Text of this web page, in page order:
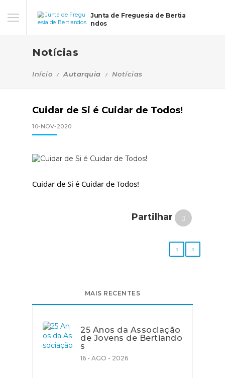
Junta de Freguesia de Bertia
ndos
Notícias
Início Autarquia Notícias
Cuidar de Si é Cuidar de Todos!
10-NOV-2020
Cuidar de Si é Cuidar de Todos!
Partilhar
MAIS RECENTES
25 Anos da Associação
de Jovens de Bertiando
s
16 - AGO - 2026